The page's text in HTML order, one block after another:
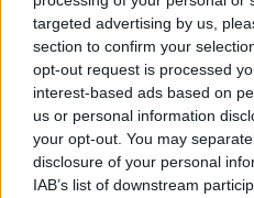
targeted advertising by us,
section to confirm your
opt-out request is processed
interest-based ads based on
us or personal information
your opt-out. You may
disclosure of your personal
IAB’s list of downstream
hm
also das ist "tg" aus der
verschlimmbesserung
wer das ausgetüftelt hat,
gehabt haben oder mit dem
sein oder sucht euch was aus